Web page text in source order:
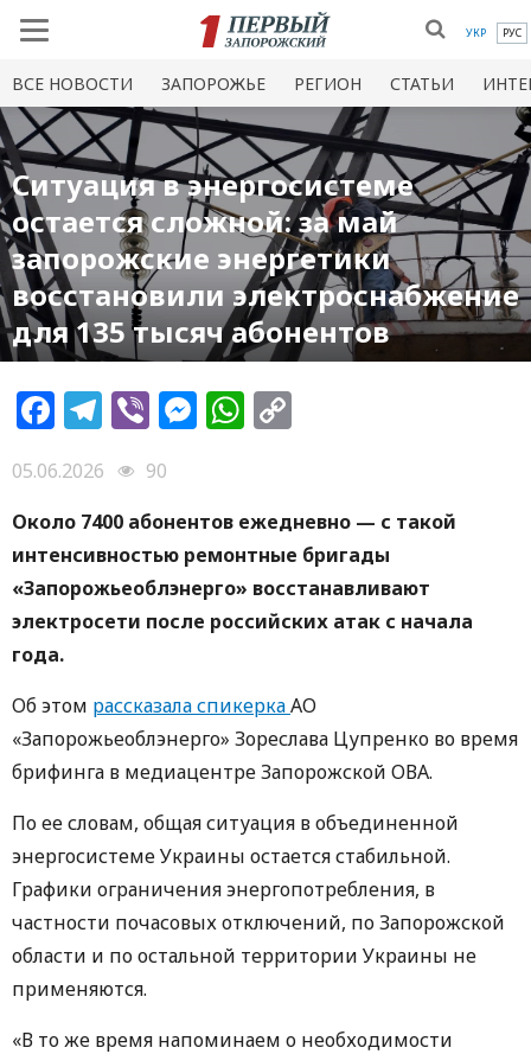
УКР РУС
ВСЕ НОВОСТИ ЗАПОРОЖЬЕ РЕГИОН СТАТЬИ
Ситуация в энергосистеме
остается сложной: за май
запорожские энергетики
восстановили электроснабжение
для 135 тысяч абонентов
Facebook
Telegram
ViberMessenger
WhatsApp
05.06.2026
90
Около 7400 абонентов ежедневно — с такой
интенсивностью ремонтные бригады
«Запорожьеоблэнерго» восстанавливают
электросети после российских атак с начала
года.
Об этом рассказала спикеркаАО
«Запорожьеоблэнерго» Зореслава Цупренко во время
брифинга в медиацентре Запорожской ОВА.
По ее словам, общая ситуация в объединенной
энергосистеме Украины остается стабильной.
Графики ограничения энергопотребления, в
частности почасовых отключений, по Запорожской
области и по остальной территории Украины не
применяются.
«В то же время напоминаем о необходимости